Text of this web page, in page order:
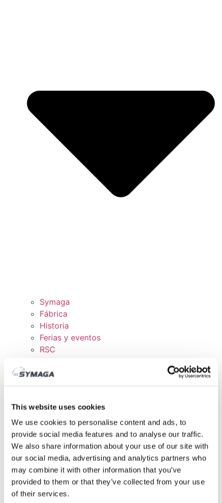
This website uses cookies
We use cookies to personalise content and ads, to
provide social media features and to analyse our traffic.
We also share information about your use of our site with
our social media, advertising and analytics partners who
may combine it with other information that you’ve
provided to them or that they’ve collected from your use
of their services.
Symaga
Fábrica
Historia
Ferias y eventos
RSC
Certificados y políticas